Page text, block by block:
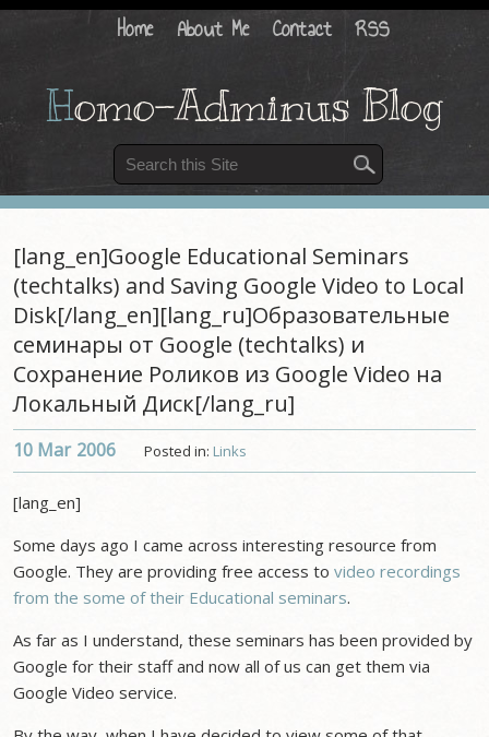
Home About Me Contact RSS
Homo-Adminus Blog
[lang_en]Google Educational Seminars
(techtalks) and Saving Google Video to Local
Disk[/lang_en][lang_ru]Образовательные
семинары от Google (techtalks) и
Сохранение Роликов из Google Video на
Локальный Диск[/lang_ru]
Posted in: Links
10 Mar 2006
[lang_en]
Some days ago I came across interesting resource from
Google. They are providing free access tovideo recordings
from the some of their Educational seminars.
As far as I understand, these seminars has been provided by
Google for their staff and now all of us can get them via
Google Video service.